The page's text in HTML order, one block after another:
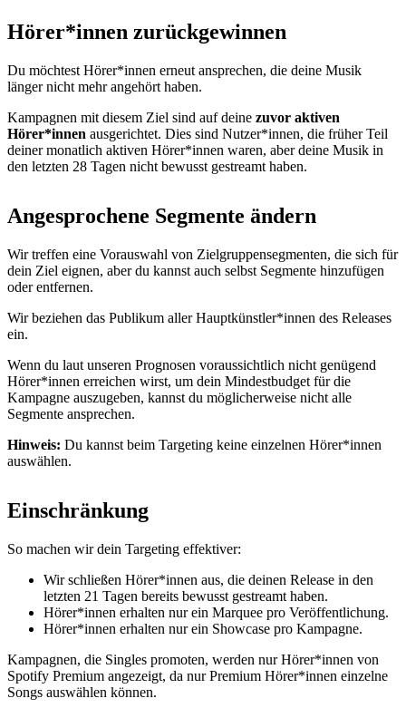
Hörer*innen zurückgewinnen
Du möchtest Hörer*innen erneut ansprechen, die deine Musik
länger nicht mehr angehört haben.
Kampagnen mit diesem Ziel sind auf deine zuvor aktiven
Hörer*innen ausgerichtet. Dies sind Nutzer*innen, die früher Teil
deiner monatlich aktiven Hörer*innen waren, aber deine Musik in
den letzten 28 Tagen nicht bewusst gestreamt haben.
Angesprochene Segmente ändern
Wir treffen eine Vorauswahl von Zielgruppensegmenten, die sich für
dein Ziel eignen, aber du kannst auch selbst Segmente hinzufügen
oder entfernen.
Wir beziehen das Publikum aller Hauptkünstler*innen des Releases
ein.
Wenn du laut unseren Prognosen voraussichtlich nicht genügend
Hörer*innen erreichen wirst, um dein Mindestbudget für die
Kampagne auszugeben, kannst du möglicherweise nicht alle
Segmente ansprechen.
Hinweis: Du kannst beim Targeting keine einzelnen Hörer*innen
auswählen.
Einschränkung
So machen wir dein Targeting effektiver:
Wir schließen Hörer*innen aus, die deinen Release in den
letzten 21 Tagen bereits bewusst gestreamt haben.
Hörer*innen erhalten nur ein Marquee pro Veröffentlichung.
Hörer*innen erhalten nur ein Showcase pro Kampagne.
Kampagnen, die Singles promoten, werden nur Hörer*innen von
Spotify Premium angezeigt, da nur Premium Hörer*innen einzelne
Songs auswählen können.